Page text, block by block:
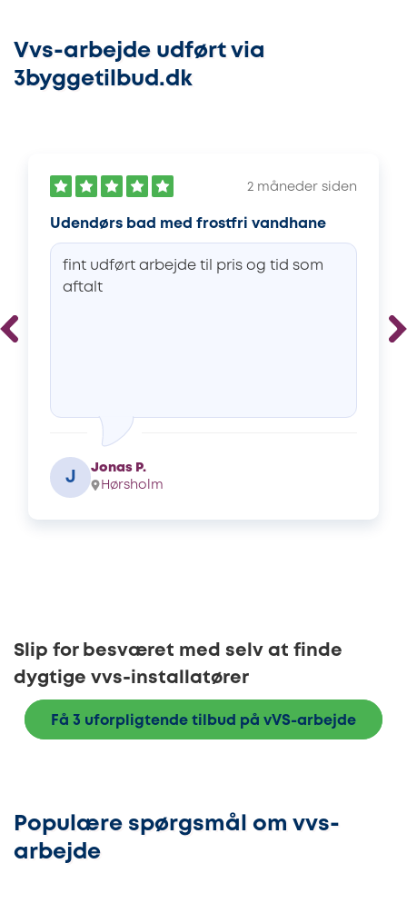
Vvs-arbejde udført via
3byggetilbud.dk
2 måneder siden
Udendørs bad med frostfri vandhane
fint udført arbejde til pris og tid som
aftalt
J
Jonas P.
Hørsholm
Slip for besværet med selv at finde
dygtige vvs-installatører
Få 3 uforpligtende tilbud på vVS-arbejde
Populære spørgsmål om vvs-
arbejde